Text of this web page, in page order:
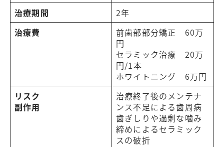
治療期間
2年
治療費
前歯部部分矯正 60万
円
セラミック治療 20万
円/1本
ホワイトニング 6万円
リスク
副作用
治療終了後のメンテナ
ンス不足による歯周病
歯ぎしりや過剰な噛み
締めによるセラミック
スの破折